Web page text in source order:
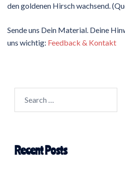
den goldenen Hirsch wachsend.
Sende uns Dein Material. Deine
uns wichtig: Feedback & Kontakt
for:
Recent Posts